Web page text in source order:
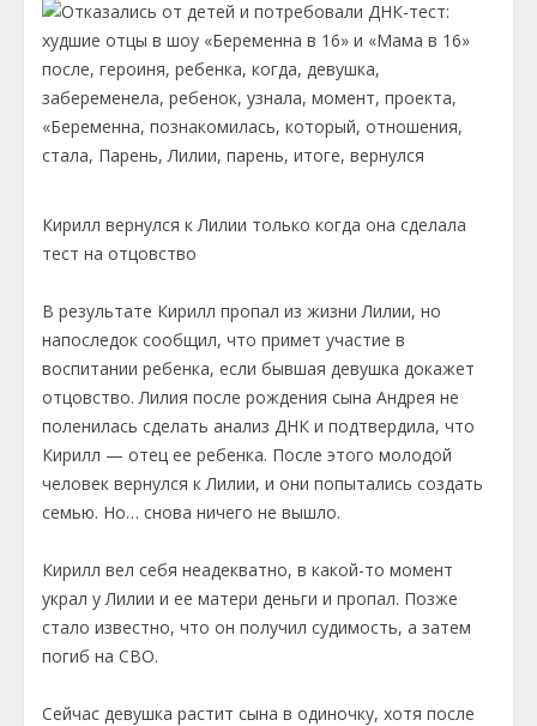
Кирилл вернулся к Лилии только когда она сделала
тест на отцовство
В результате Кирилл пропал из жизни Лилии, но
напоследок сообщил, что примет участие в
воспитании ребенка, если бывшая девушка докажет
отцовство. Лилия после рождения сына Андрея не
поленилась сделать анализ ДНК и подтвердила, что
Кирилл — отец ее ребенка. После этого молодой
человек вернулся к Лилии, и они попытались создать
семью. Но… снова ничего не вышло.
Кирилл вел себя неадекватно, в какой-то момент
украл у Лилии и ее матери деньги и пропал. Позже
стало известно, что он получил судимость, а затем
погиб на СВО.
Сейчас девушка растит сына в одиночку, хотя после